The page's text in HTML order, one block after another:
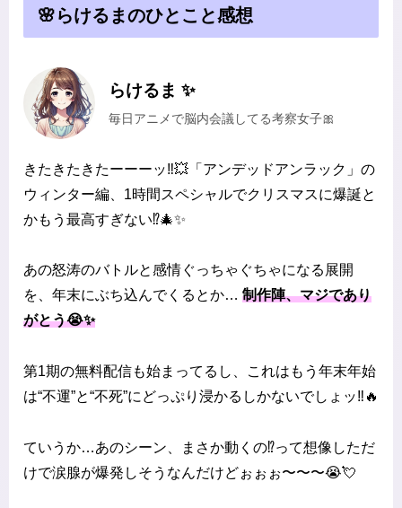
🌸らけるまのひとこと感想
らけるま ✨
毎日アニメで脳内会議してる考察女子🎀
きたきたきたーーーッ‼️💥「アンデッドアンラック」の
ウィンター編、1時間スペシャルでクリスマスに爆誕と
かもう最高すぎない⁉️🎄✨
あの怒涛のバトルと感情ぐっちゃぐちゃになる展開
を、年末にぶち込んでくるとか… 制作陣、マジであり
がとう😭✨
第1期の無料配信も始まってるし、これはもう年末年始
は“不運”と“不死”にどっぷり浸かるしかないでしょッ‼️🔥
ていうか…あのシーン、まさか動くの⁉️って想像しただ
けで涙腺が爆発しそうなんだけどぉぉぉ〜〜〜😭💘